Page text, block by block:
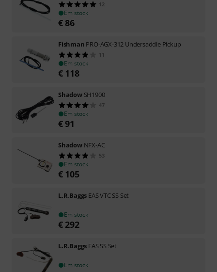
12
Em stock
€ 86
Fishman PRO-AGX-312 Undersaddle Pickup
11
Em stock
€ 118
Shadow SH1900
47
Em stock
€91
Shadow NFX-AC
53
Em stock
€ 105
L.R.Baggs EAS VTC SS Set
Em stock
€ 292
L.R.Baggs EAS SS Set
Em stock